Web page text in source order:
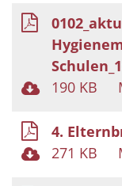
190 KB
4.
271 KB